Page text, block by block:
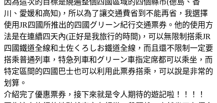
川、愛媛和高知)，所以為了讓交通費省到不能再省，我選擇
使用JR四國所推出的四國グリーン紀行交通票券。他的使用方
法是在連續四天內(正好是我旅行的時間)，可以無限制搭乘JR
四國鐵道全線和土佐くろしお鐵道全線，而且還不限制一定要
搭乘普通列車，特急列車和グリーン車指定席都可以乘坐，而
特定區間的四國巴士也可以利用此票券搭乘，可以說是非常的
划算。
介紹完了優惠票券，接下來就是令人期待的遊記啦！！！！